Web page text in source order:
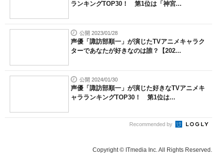
ランキングTOP30！ 第1位は「神宮...
公開 2023/01/28
声優「諏訪部順一」が演じたTVアニメキャラク
ターであなたが好きなのは誰？【202...
公開 2024/01/30
声優「諏訪部順一」が演じた好きなTVアニメキ
ャラランキングTOP30！ 第1位は...
Recommended by
Copyright © ITmedia Inc. All Rights Reserved.